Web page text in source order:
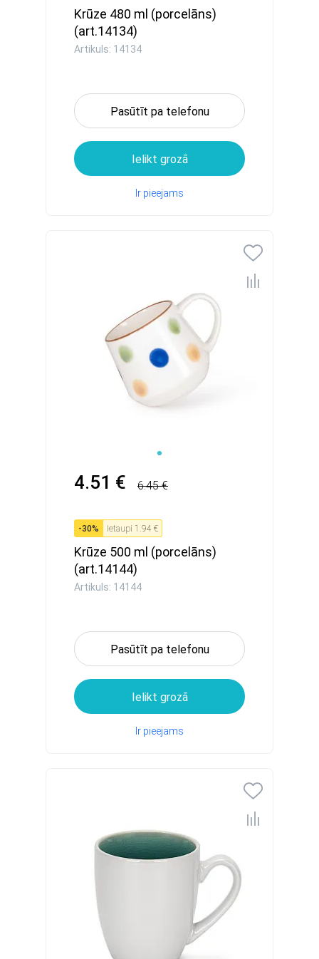
Krūze 480 ml (porcelāns)
(art.14134)
Artikuls: 14134
Pasūtīt pa telefonu
Ielikt grozā
Ir pieejams
4.51 € 6.45 €
-30% Ietaupi 1.94 €
Krūze 500 ml (porcelāns)
(art.14144)
Artikuls: 14144
Pasūtīt pa telefonu
Ielikt grozā
Ir pieejams